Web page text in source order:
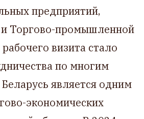
предприятий,
и Торгово-промышленной
визита стало
по многим
является одним
экономических